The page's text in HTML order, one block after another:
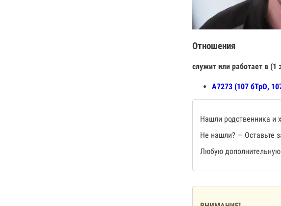
Отношения
служит или работает в (1
А7273 (107 бТрО,
Нашли родственника и
Не нашли? — Оставьте
Любую